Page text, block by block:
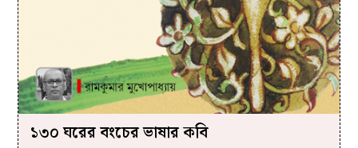
১৩০ ঘরের বংচের ভাষার কবি